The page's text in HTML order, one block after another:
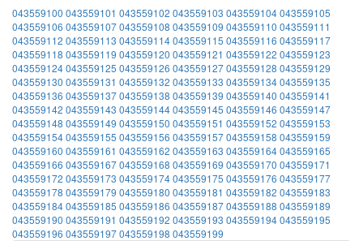
043559100 043559101 043559102 043559103 043559104043559105
043559106 043559107043559108 043559109 043559110 043559111
043559112 043559113 043559114043559115 043559116 043559117
043559118 043559119 043559120 043559121 043559122 043559123
043559124043559125 043559126 043559127043559128 043559129
043559130 043559131 043559132 043559133 043559134043559135
043559136 043559137043559138 043559139 043559140 043559141
043559142 043559143 043559144043559145 043559146 043559147
043559148 043559149 043559150 043559151 043559152 043559153
043559154043559155 043559156 043559157043559158 043559159
043559160 043559161 043559162 043559163 043559164043559165
043559166 043559167043559168 043559169 043559170 043559171
043559172 043559173 043559174043559175 043559176 043559177
043559178 043559179 043559180 043559181 043559182 043559183
043559184043559185 043559186 043559187043559188 043559189
043559190 043559191 043559192 043559193 043559194043559195
043559196 043559197043559198 043559199